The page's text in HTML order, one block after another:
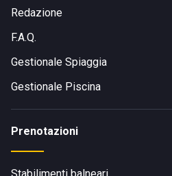
Redazione
F.A.Q.
Gestionale Spiaggia
Gestionale Piscina
Prenotazioni